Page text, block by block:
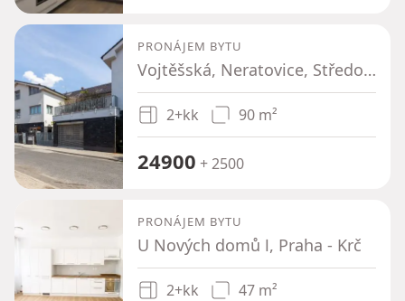
PRONÁJEM BYTU
Vojtěšská, Neratovice, Středočeský kraj
2+kk 90 m²
24900 + 2500
PRONÁJEM BYTU
U Nových domů Ⅰ, Praha - Krč
2+kk 47 m²